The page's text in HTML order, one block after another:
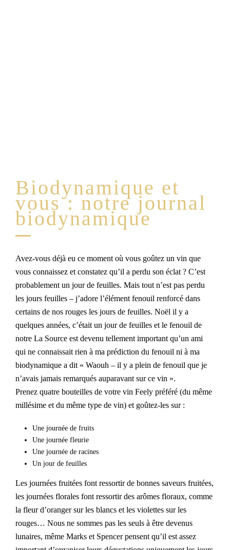
Biodynamique et
vous : notre journal
biodynamique
Avez-vous déjà eu ce moment où vous goûtez un vin que
vous connaissez et constatez qu’il a perdu son éclat ? C’est
probablement un jour de feuilles. Mais tout n’est pas perdu
les jours feuilles – j’adore l’élément fenouil renforcé dans
certains de nos rouges les jours de feuilles. Noël il y a
quelques années, c’était un jour de feuilles et le fenouil de
notre La Source est devenu tellement important qu’un ami
qui ne connaissait rien à ma prédiction du fenouil ni à ma
biodynamique a dit « Waouh – il y a plein de fenouil que je
n’avais jamais remarqués auparavant sur ce vin ».
Prenez quatre bouteilles de votre vin Feely préféré (du même
millésime et du même type de vin) et goûtez-les sur :
Une journée de fruits
Une journée fleurie
Une journée de racines
Un jour de feuilles
Les journées fruitées font ressortir de bonnes saveurs fruitées,
les journées florales font ressortir des arômes floraux, comme
la fleur d’oranger sur les blancs et les violettes sur les
rouges… Nous ne sommes pas les seuls à être devenus
lunaires, même Marks et Spencer pensent qu’il est assez